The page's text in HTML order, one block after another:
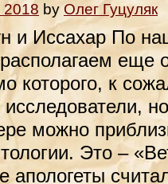
2018 by Олег Гуцуляк
и Иссахар По
еще
которого, к
исследователи,
можно
Это –
апологеты